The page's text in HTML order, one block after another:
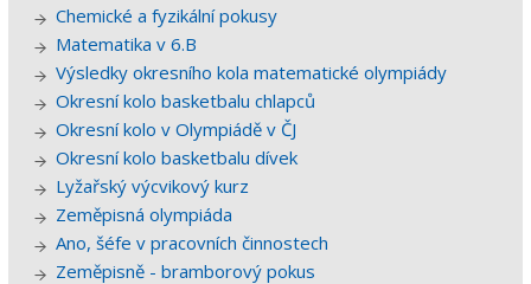
Chemické a fyzikální pokusy
Matematika v 6.B
Výsledky okresního kola matematické olympiády
Okresní kolo basketbalu chlapců
Okresní kolo v Olympiádě v ČJ
Okresní kolo basketbalu dívek
Lyžařský výcvikový kurz
Zeměpisná olympiáda
Ano, šéfe v pracovních činnostech
Zeměpisně - bramborový pokus